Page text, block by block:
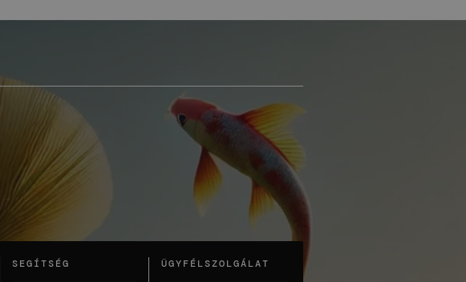
SEGÍTSÉG ÜGYFÉLSZOLGÁLAT